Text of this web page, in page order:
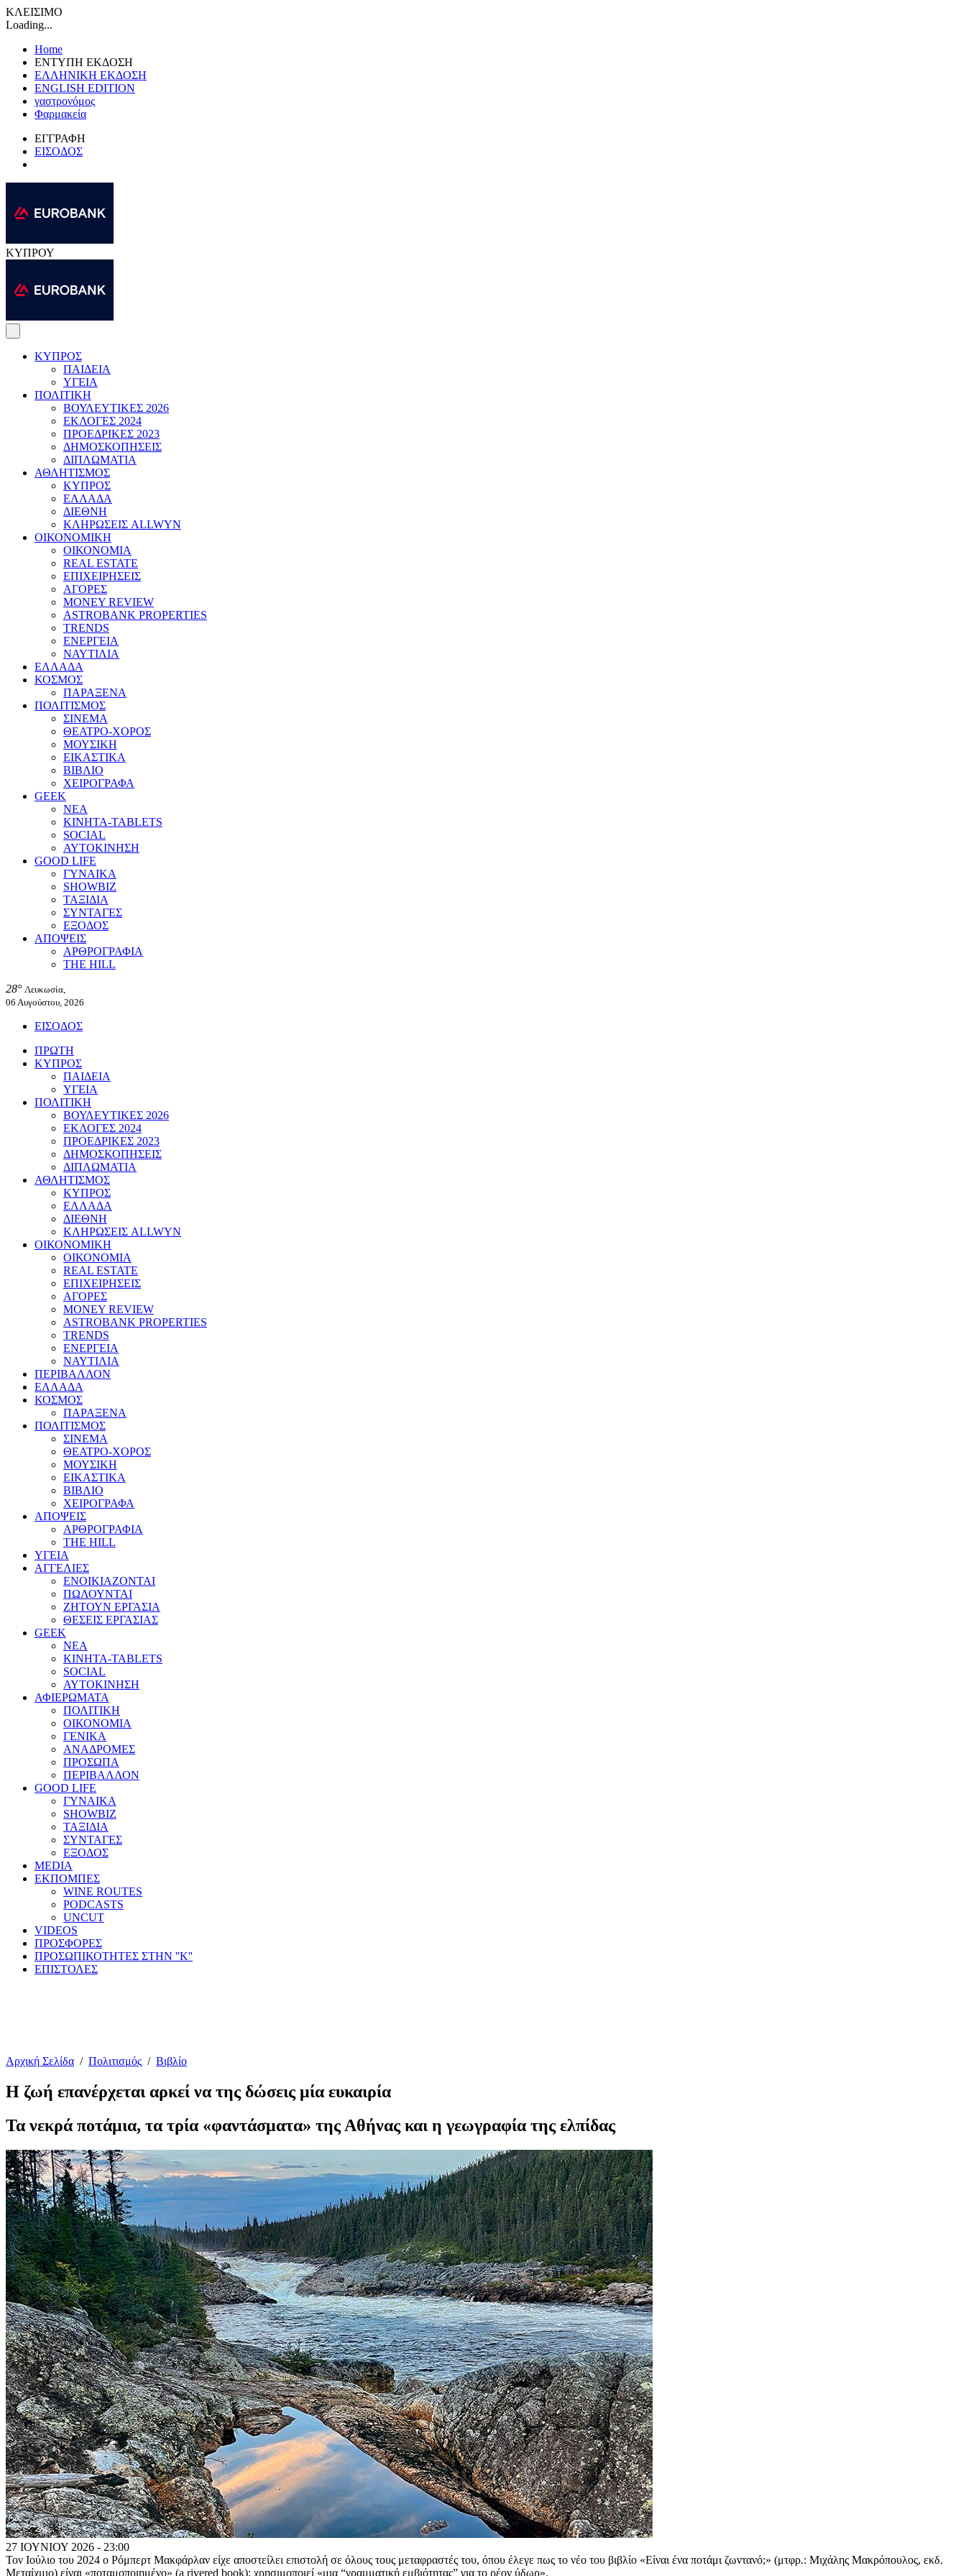
ΚΛΕΙΣΙΜΟ
Loading...
Home
ΕΝΤΥΠΗ ΕΚΔΟΣΗ
ΕΛΛΗΝΙΚΗ ΕΚΔΟΣΗ
ENGLISH EDITION
γαστρονόμος
Φαρμακεία
ΕΓΓΡΑΦΗ
ΕΙΣΟΔΟΣ
ΚΥΠΡΟΥ
ΚΥΠΡΟΣ
ΠΑΙΔΕΙΑ
ΥΓΕΙΑ
ΠΟΛΙΤΙΚΗ
ΒΟΥΛΕΥΤΙΚΕΣ 2026
ΕΚΛΟΓΕΣ 2024
ΠΡΟΕΔΡΙΚΕΣ 2023
ΔΗΜΟΣΚΟΠΗΣΕΙΣ
ΔΙΠΛΩΜΑΤΙΑ
ΑΘΛΗΤΙΣΜΟΣ
ΚΥΠΡΟΣ
ΕΛΛΑΔΑ
ΔΙΕΘΝΗ
ΚΛΗΡΩΣΕΙΣ ALLWYN
ΟΙΚΟΝΟΜΙΚΗ
ΟΙΚΟΝΟΜΙΑ
REAL ESTATE
ΕΠΙΧΕΙΡΗΣΕΙΣ
ΑΓΟΡΕΣ
MONEY REVIEW
ASTROBANK PROPERTIES
TRENDS
ΕΝΕΡΓΕΙΑ
ΝΑΥΤΙΛΙΑ
ΕΛΛΑΔΑ
ΚΟΣΜΟΣ
ΠΑΡΑΞΕΝΑ
ΠΟΛΙΤΙΣΜΟΣ
ΣΙΝΕΜΑ
ΘΕΑΤΡΟ-ΧΟΡΟΣ
ΜΟΥΣΙΚΗ
ΕΙΚΑΣΤΙΚΑ
ΒΙΒΛΙΟ
ΧΕΙΡΟΓΡΑΦΑ
GEEK
ΝΕΑ
ΚΙΝΗΤΑ-TABLETS
SOCIAL
ΑΥΤΟΚΙΝΗΣΗ
GOOD LIFE
ΓΥΝΑΙΚΑ
SHOWBIZ
ΤΑΞΙΔΙΑ
ΣΥΝΤΑΓΕΣ
ΕΞΟΔΟΣ
ΑΠΟΨΕΙΣ
ΑΡΘΡΟΓΡΑΦΙΑ
THE HILL
28° Λευκωσία,
06 Αυγούστου, 2026
ΕΙΣΟΔΟΣ
ΠΡΩΤΗ
ΚΥΠΡΟΣ
ΠΑΙΔΕΙΑ
ΥΓΕΙΑ
ΠΟΛΙΤΙΚΗ
ΒΟΥΛΕΥΤΙΚΕΣ 2026
ΕΚΛΟΓΕΣ 2024
ΠΡΟΕΔΡΙΚΕΣ 2023
ΔΗΜΟΣΚΟΠΗΣΕΙΣ
ΔΙΠΛΩΜΑΤΙΑ
ΑΘΛΗΤΙΣΜΟΣ
ΚΥΠΡΟΣ
ΕΛΛΑΔΑ
ΔΙΕΘΝΗ
ΚΛΗΡΩΣΕΙΣ ALLWYN
ΟΙΚΟΝΟΜΙΚΗ
ΟΙΚΟΝΟΜΙΑ
REAL ESTATE
ΕΠΙΧΕΙΡΗΣΕΙΣ
ΑΓΟΡΕΣ
MONEY REVIEW
ASTROBANK PROPERTIES
TRENDS
ΕΝΕΡΓΕΙΑ
ΝΑΥΤΙΛΙΑ
ΠΕΡΙΒΑΛΛΟΝ
ΕΛΛΑΔΑ
ΚΟΣΜΟΣ
ΠΑΡΑΞΕΝΑ
ΠΟΛΙΤΙΣΜΟΣ
ΣΙΝΕΜΑ
ΘΕΑΤΡΟ-ΧΟΡΟΣ
ΜΟΥΣΙΚΗ
ΕΙΚΑΣΤΙΚΑ
ΒΙΒΛΙΟ
ΧΕΙΡΟΓΡΑΦΑ
ΑΠΟΨΕΙΣ
ΑΡΘΡΟΓΡΑΦΙΑ
THE HILL
ΥΓΕΙΑ
ΑΓΓΕΛΙΕΣ
ΕΝΟΙΚΙΑΖΟΝΤΑΙ
ΠΩΛΟΥΝΤΑΙ
ΖΗΤΟΥΝ ΕΡΓΑΣΙΑ
ΘΕΣΕΙΣ ΕΡΓΑΣΙΑΣ
GEEK
ΝΕΑ
ΚΙΝΗΤΑ-TABLETS
SOCIAL
ΑΥΤΟΚΙΝΗΣΗ
ΑΦΙΕΡΩΜΑΤΑ
ΠΟΛΙΤΙΚΗ
ΟΙΚΟΝΟΜΙΑ
ΓΕΝΙΚΑ
ΑΝΑΔΡΟΜΕΣ
ΠΡΟΣΩΠΑ
ΠΕΡΙΒΑΛΛΟΝ
GOOD LIFE
ΓΥΝΑΙΚΑ
SHOWBIZ
ΤΑΞΙΔΙΑ
ΣΥΝΤΑΓΕΣ
ΕΞΟΔΟΣ
MEDIA
ΕΚΠΟΜΠΕΣ
WINE ROUTES
PODCASTS
UNCUT
VIDEOS
ΠΡΟΣΦΟΡΕΣ
ΠΡΟΣΩΠΙΚΟΤΗΤΕΣ ΣΤΗΝ ''Κ''
ΕΠΙΣΤΟΛΕΣ
Αρχική Σελίδα / Πολιτισμός / Βιβλίο
Η ζωή επανέρχεται αρκεί να της δώσεις μία ευκαιρία
Τα νεκρά ποτάμια, τα τρία «φαντάσματα» της Αθήνας και η γεωγραφία της ελπίδας
27 ΙΟΥΝΙΟΥ 2026 - 23:00
Τον Ιούλιο του 2024 ο Ρόμπερτ Μακφάρλαν είχε αποστείλει επιστολή σε όλους τους μεταφραστές του, όπου έλεγε πως το νέο του βιβλίο «Είναι ένα ποτάμι ζωντανό;» (μτφρ.: Μιχάλης Μακρόπουλος, εκδ.
Μεταίχμιο) είναι «ποταμοποιημένο» (a rivered book): χρησιμοποιεί «μια “γραμματική εμβιότητας” για το ρέον ύδωρ».